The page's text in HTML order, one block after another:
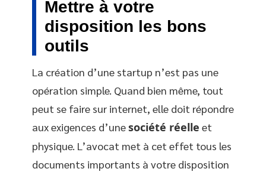
Mettre à votre
disposition les bons
outils
La création d’une startup n’est pas une
opération simple. Quand bien même, tout
peut se faire sur internet, elle doit répondre
aux exigences d’unesociété réelle et
physique. L’avocat met à cet effet tous les
documents importants à votre disposition